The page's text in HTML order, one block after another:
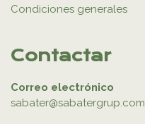
Condiciones generales
Contactar
Correo electrónico
sabater@sabatergrup.com